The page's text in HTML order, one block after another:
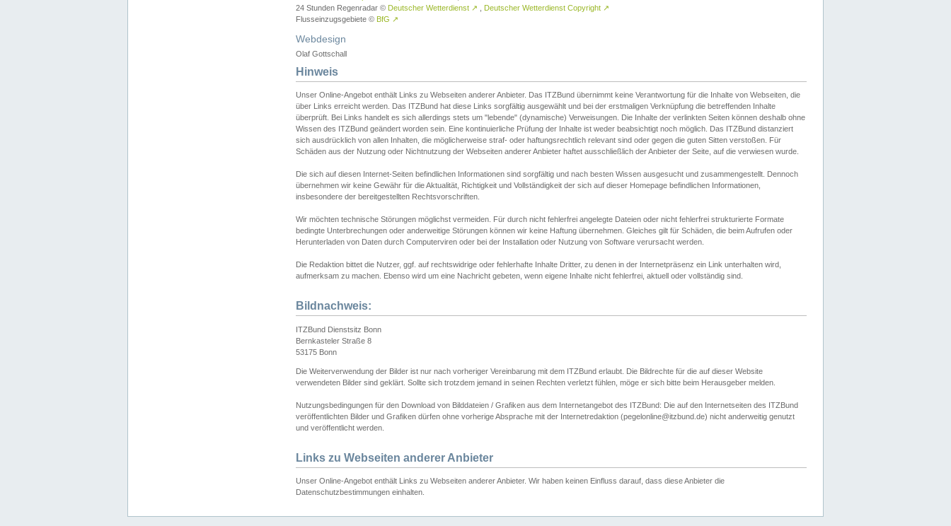
24 Stunden Regenradar © Deutscher Wetterdienst ↗ Deutscher Wetterdienst Copyright ↗
Flusseinzugsgebiete © BfG ↗
Webdesign
Olaf Gottschall
Hinweis
Unser Online-Angebot enthält Links zu Webseiten anderer Anbieter. Das ITZBund übernimmt keine Verantwortung für die Inhalte von Webseiten, die
über Links erreicht werden. Das ITZBund hat diese Links sorgfältig ausgewählt und bei der erstmaligen Verknüpfung die betreffenden Inhalte
überprüft. Bei Links handelt es sich allerdings stets um "lebende" (dynamische) Verweisungen. Die Inhalte der verlinkten Seiten können deshalb ohne
Wissen des ITZBund geändert worden sein. Eine kontinuierliche Prüfung der Inhalte ist weder beabsichtigt noch möglich. Das ITZBund distanziert
sich ausdrücklich von allen Inhalten, die möglicherweise straf- oder haftungsrechtlich relevant sind oder gegen die guten Sitten verstoßen. Für
Schäden aus der Nutzung oder Nichtnutzung der Webseiten anderer Anbieter haftet ausschließlich der Anbieter der Seite, auf die verwiesen wurde.
Die sich auf diesen Internet-Seiten befindlichen Informationen sind sorgfältig und nach besten Wissen ausgesucht und zusammengestellt. Dennoch
übernehmen wir keine Gewähr für die Aktualität, Richtigkeit und Vollständigkeit der sich auf dieser Homepage befindlichen Informationen,
insbesondere der bereitgestellten Rechtsvorschriften.
Wir möchten technische Störungen möglichst vermeiden. Für durch nicht fehlerfrei angelegte Dateien oder nicht fehlerfrei strukturierte Formate
bedingte Unterbrechungen oder anderweitige Störungen können wir keine Haftung übernehmen. Gleiches gilt für Schäden, die beim Aufrufen oder
Herunterladen von Daten durch Computerviren oder bei der Installation oder Nutzung von Software verursacht werden.
Die Redaktion bittet die Nutzer, ggf. auf rechtswidrige oder fehlerhafte Inhalte Dritter, zu denen in der Internetpräsenz ein Link unterhalten wird,
aufmerksam zu machen. Ebenso wird um eine Nachricht gebeten, wenn eigene Inhalte nicht fehlerfrei, aktuell oder vollständig sind.
Bildnachweis:
ITZBund Dienstsitz Bonn
Bernkasteler Straße 8
53175 Bonn
Die Weiterverwendung der Bilder ist nur nach vorheriger Vereinbarung mit dem ITZBund erlaubt. Die Bildrechte für die auf dieser Website
verwendeten Bilder sind geklärt. Sollte sich trotzdem jemand in seinen Rechten verletzt fühlen, möge er sich bitte beim Herausgeber melden.
Nutzungsbedingungen für den Download von Bilddateien / Grafiken aus dem Internetangebot des ITZBund: Die auf den Internetseiten des ITZBund
veröffentlichten Bilder und Grafiken dürfen ohne vorherige Absprache mit der Internetredaktion (pegelonline@itzbund.de) nicht anderweitig genutzt
und veröffentlicht werden.
Links zu Webseiten anderer Anbieter
Unser Online-Angebot enthält Links zu Webseiten anderer Anbieter. Wir haben keinen Einfluss darauf, dass diese Anbieter die
Datenschutzbestimmungen einhalten.